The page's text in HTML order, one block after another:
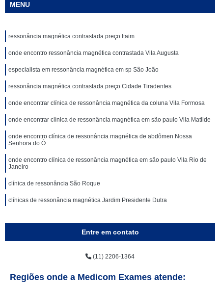
MENU
ressonância magnética contrastada preço Itaim
onde encontro ressonância magnética contrastada Vila Augusta
especialista em ressonância magnética em sp São João
ressonância magnética contrastada preço Cidade Tiradentes
onde encontrar clínica de ressonância magnética da coluna Vila Formosa
onde encontrar clínica de ressonância magnética em são paulo Vila Matilde
onde encontro clínica de ressonância magnética de abdômen Nossa
Senhora do Ó
onde encontro clínica de ressonância magnética em são paulo Vila Rio de
Janeiro
clínica de ressonância São Roque
clínicas de ressonância magnética Jardim Presidente Dutra
Entre em contato
(11) 2206-1364
Regiões onde a Medicom Exames atende: